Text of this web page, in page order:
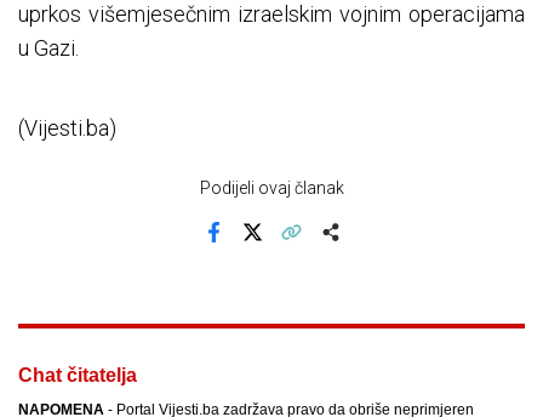
uprkos višemjesečnim izraelskim vojnim operacijama
u Gazi.
(Vijesti.ba)
Podijeli ovaj članak
Chat čitatelja
NAPOMENA - Portal Vijesti.ba zadržava pravo da obriše neprimjeren